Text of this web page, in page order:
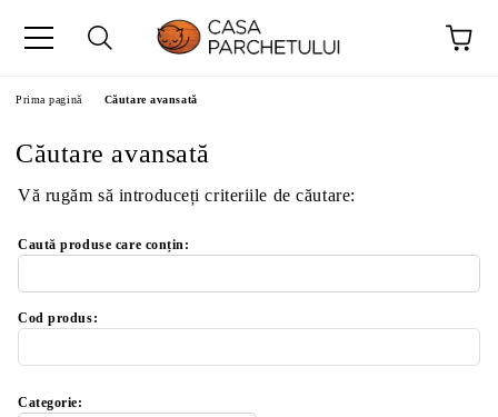
Prima pagină Căutare avansată
Căutare avansată
Vă rugăm să introduceți criteriile de căutare:
Caută produse care conțin:
Cod produs:
Categorie: